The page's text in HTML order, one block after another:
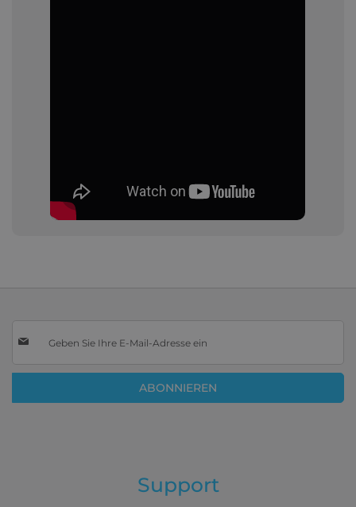
Sie
für
Newsletter
ABONNIEREN
Support